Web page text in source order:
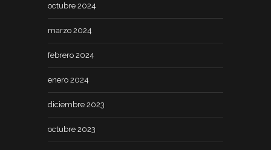
octubre 2024
marzo 2024
febrero 2024
enero 2024
diciembre 2023
octubre 2023